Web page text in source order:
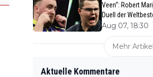
Veen“: Robert
Duell der
Aug 07, 18:30
Mehr Artikel
Aktuelle Kommentare